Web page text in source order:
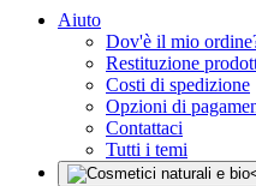
Aiuto
Dov'è il mio
Restituzione
Costi di spedizione
Opzioni di
Contattaci
Tutti i temi